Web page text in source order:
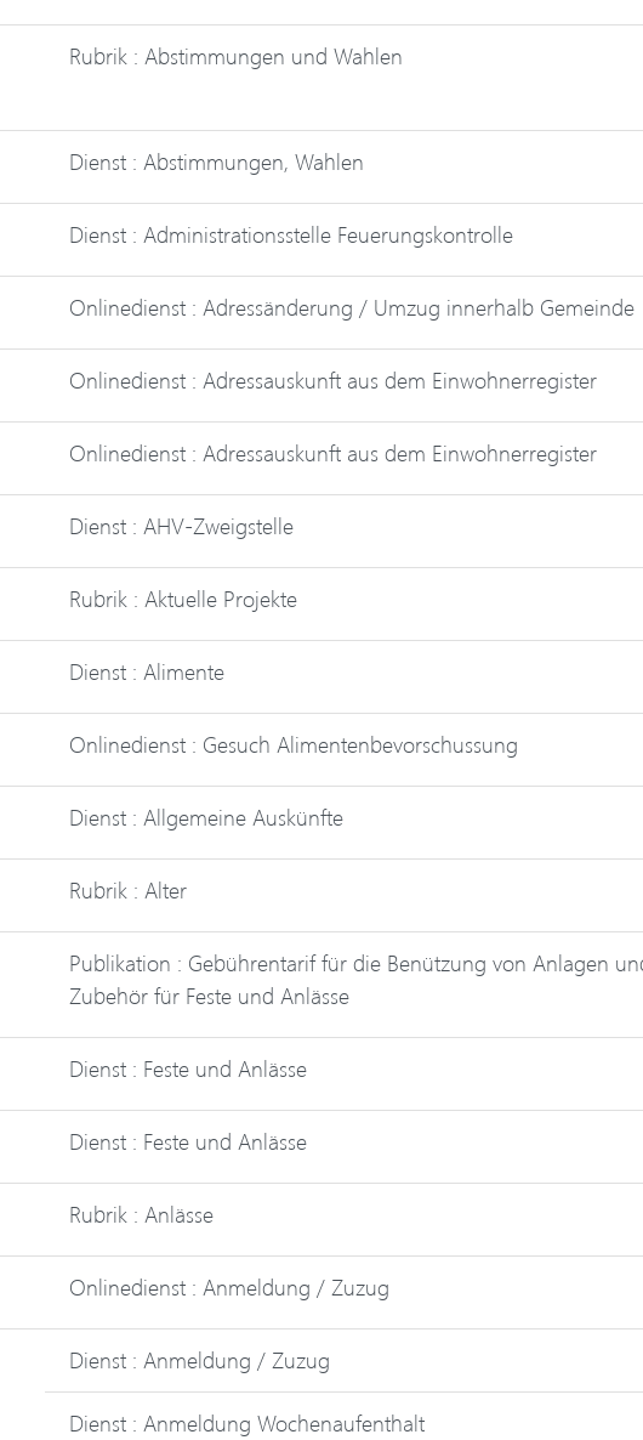
Rubrik : Abstimmungen und Wahlen
Dienst : Abstimmungen, Wahlen
Dienst : Administrationsstelle Feuerungskontrolle
Onlinedienst : Adressänderung / Umzug innerhalb Gemeinde
Onlinedienst : Adressauskunft aus dem Einwohnerregister
Onlinedienst : Adressauskunft aus dem Einwohnerregister
Dienst : AHV-Zweigstelle
Rubrik : Aktuelle Projekte
Dienst : Alimente
Onlinedienst : Gesuch Alimentenbevorschussung
Dienst : Allgemeine Auskünfte
Rubrik : Alter
Publikation : Gebührentarif für die Benützung von Anlagen
Zubehör für Feste und Anlässe
Dienst : Feste und Anlässe
Dienst : Feste und Anlässe
Rubrik : Anlässe
Onlinedienst : Anmeldung / Zuzug
Dienst : Anmeldung / Zuzug
Dienst : Anmeldung Wochenaufenthalt